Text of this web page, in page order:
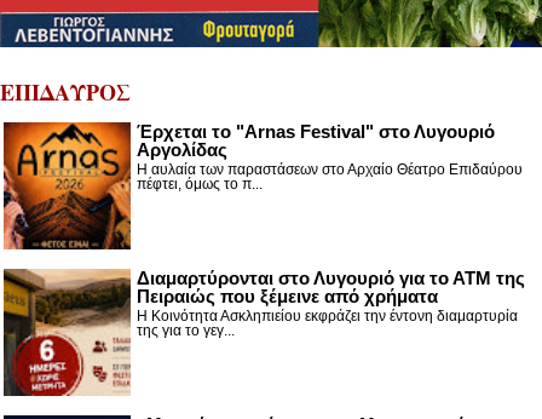
ΕΠΙΔΑΥΡΟΣ
Έρχεται το "Arnas Festival" στο Λυγουριό
Αργολίδας
Η αυλαία των παραστάσεων στο Αρχαίο Θέατρο Επιδαύρου
πέφτει, όμως το π...
Διαμαρτύρονται στο Λυγουριό για το ΑΤΜ της
Πειραιώς που ξέμεινε από χρήματα
Η Κοινότητα Ασκληπιείου εκφράζει την έντονη διαμαρτυρία
της για το γεγ...